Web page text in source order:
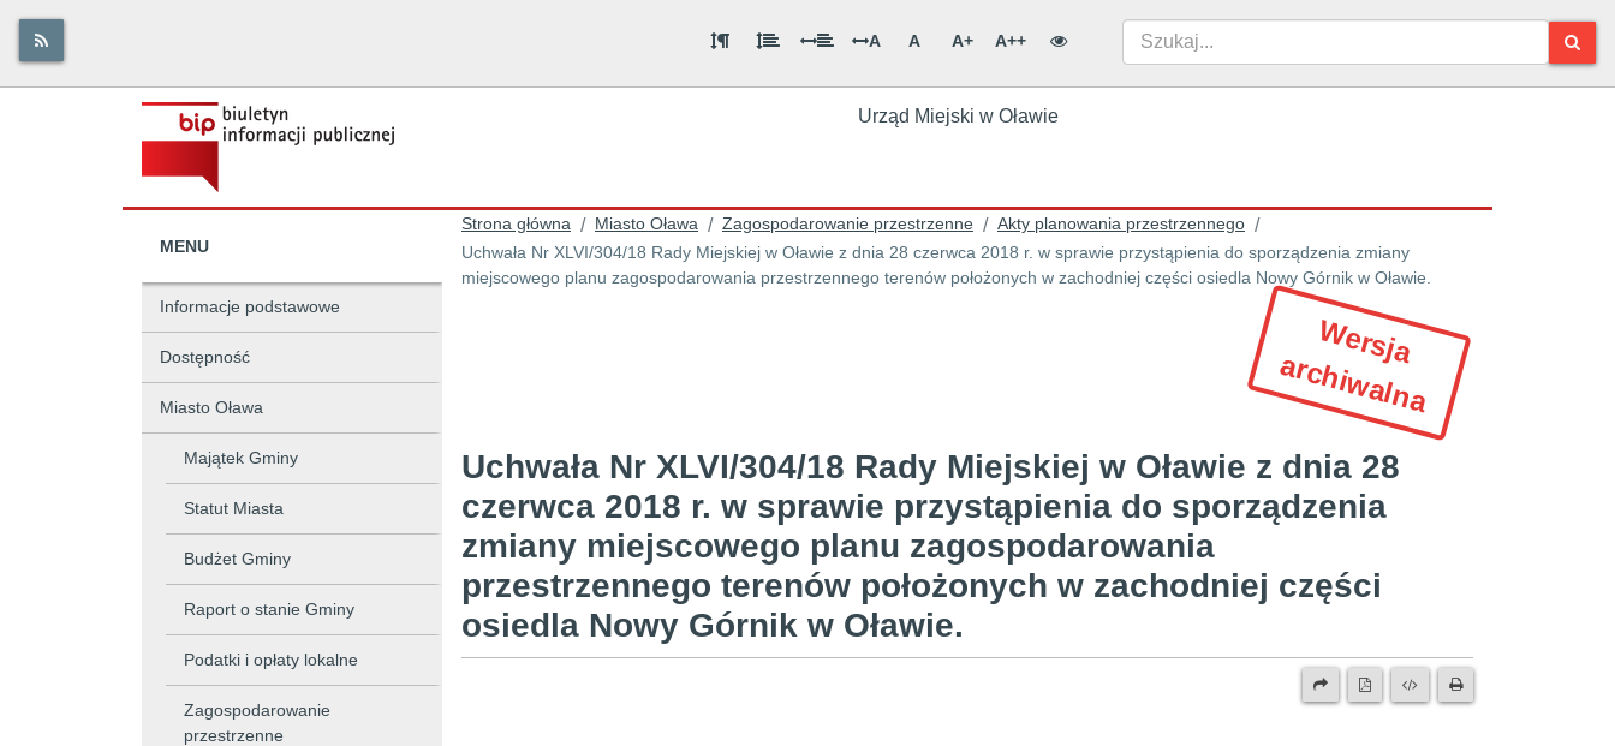
A A A+ A++
Urząd Miejski w Oławie
MENU
Informacje podstawowe
Dostępność
Miasto Oława
Majątek Gminy
Statut Miasta
Budżet Gminy
Raport o stanie Gminy
Podatki i opłaty lokalne
Zagospodarowanie
przestrzenne
Strona główna / Miasto Oława / Zagospodarowanie przestrzenne / Akty planowania przestrzennego /
Uchwała Nr XLVI/304/18 Rady Miejskiej w Oławie z dnia 28 czerwca 2018 r. w sprawie przystąpienia do sporządzenia zmiany
miejscowego planu zagospodarowania przestrzennego terenów położonych w zachodniej części osiedla Nowy Górnik w Oławie.
W
e
r
s
ja
a
r
c
h
iw
a
ln
a
Uchwała Nr XLVI/304/18 Rady Miejskiej w Oławie z dnia 28
czerwca 2018 r. w sprawie przystąpienia do sporządzenia
zmiany miejscowego planu zagospodarowania
przestrzennego terenów położonych w zachodniej części
osiedla Nowy Górnik w Oławie.